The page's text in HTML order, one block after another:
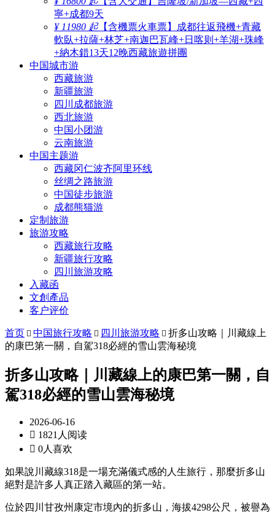
寧+成都9天
¥ 11980 起【含機票火車票】成都往返飛機+青藏
軟臥+拉薩+林芝+南迦巴瓦峰+日喀则+羊湖+珠峰
+納木錯13天12晚西藏旅遊拼團
中国城市游
西藏旅游
新疆旅游
四川成都旅游
西北旅游
中国小团游
云南旅游
中国主题游
西藏冈仁波齐阿里环线
丝绸之路旅游
中国徒步旅游
成都熊猫游
定制旅游
旅游攻略
西藏旅行攻略
新疆旅行攻略
四川旅游攻略
入藏函
文創產品
客户评价
首页  中国旅行攻略  四川旅游攻略  折多山攻略｜川藏線上
的康巴第一關，自駕318必經的雪山雲海秘境
折多山攻略｜川藏線上的康巴第一關，自
駕318必經的雪山雲海秘境
2026-06-16
 1821人阅读
 0人喜欢
如果說川藏線318是一場充滿儀式感的人生旅行，那麼折多山
絕對是許多人真正踏入藏區的第一站。
位於四川甘孜州康定市境內的折多山，海拔4298公尺，被譽為